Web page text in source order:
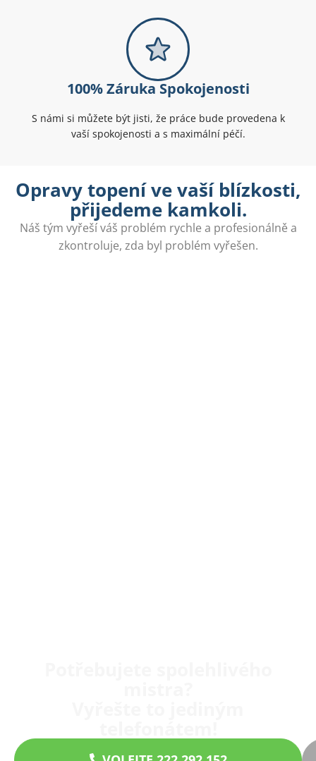
100% Záruka Spokojenosti
S námi si můžete být jisti, že práce bude provedena k
vaší spokojenosti a s maximální péčí.
Opravy topení ve vaší blízkosti,
přijedeme kamkoli.
Náš tým vyřeší váš problém rychle a profesionálně a
zkontroluje, zda byl problém vyřešen.